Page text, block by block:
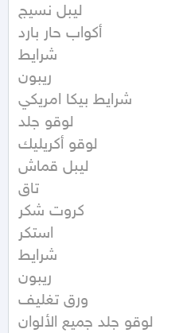
ليبل نسيج
أكواب حار بارد
شرايط
ريبون
شرايط بيكا امريكي
لوقو جلد
لوقو أكريليك
ليبل قماش
تاق
كروت شكر
استكر
شرايط
ريبون
ورق تغليف
لوقو جلد جميع الألوان